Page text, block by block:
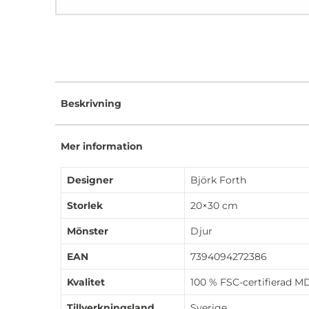
Beskrivning
Mer information
Designer Björk Forth
Storlek 20×30 cm
Mönster Djur
EAN 7394094272386
Kvalitet 100 % FSC-certifierad